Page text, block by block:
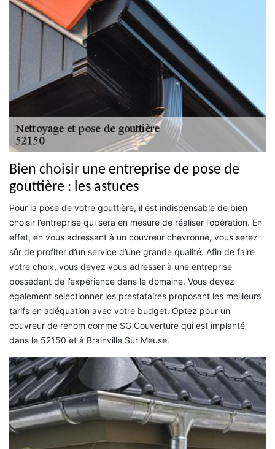
Bien choisir une entreprise de pose de
gouttière : les astuces
Pour la pose de votre gouttière, il est indispensable de bien
choisir l’entreprise qui sera en mesure de réaliser l’opération. En
effet, en vous adressant à un couvreur chevronné, vous serez
sûr de profiter d’un service d’une grande qualité. Afin de faire
votre choix, vous devez vous adresser à une entreprise
possédant de l’expérience dans le domaine. Vous devez
également sélectionner les prestataires proposant les meilleurs
tarifs en adéquation avec votre budget. Optez pour un
couvreur de renom comme SG Couverture qui est implanté
dans le 52150 et à Brainville Sur Meuse.